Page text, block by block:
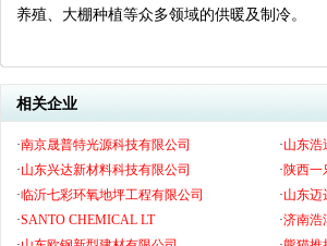
养殖、大棚种植等众多领域的供暖及制冷。
相关企业
·南京晟普特光源科技有限公司 ·山东浩
·山东兴达新材料科技有限公司 ·陕西一
·临沂七彩环氧地坪工程有限公司 ·山东迈
·SANTO CHEMICAL LT ·济南浩